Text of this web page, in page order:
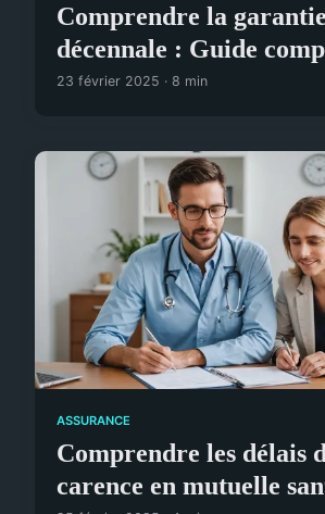
Comprendre la garantie
décennale : Guide
23 février 2025 · 8 min
ASSURANCE
Comprendre les délais
carence en mutuelle